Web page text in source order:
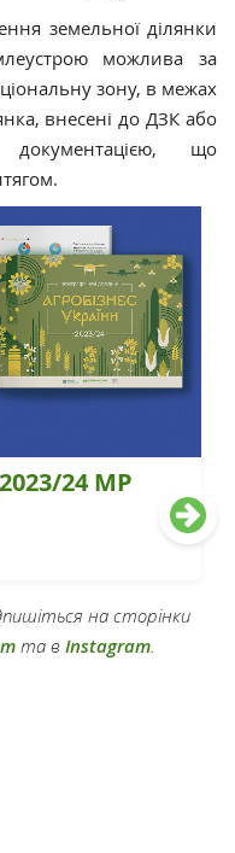
земельної ділянки
можлива за
зону, в межах
внесені до ДЗК або
документацією, що
24 МР
на сторінки
та в Instagram